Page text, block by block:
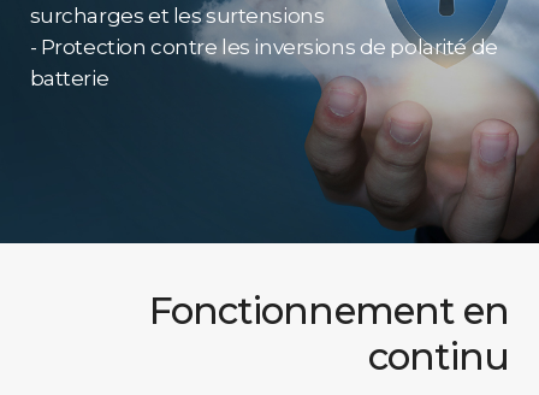
surcharges et les surtensions
- Protection contre les inversions de polarité de
batterie
Fonctionnement en
continu